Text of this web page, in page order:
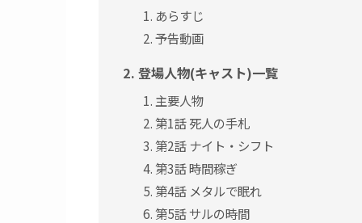
あらすじ
予告動画
登場人物(キャスト)一覧
主要人物
第1話 死人の手札
第2話 ナイト・シフト
第3話 時間稼ぎ
第4話 メタルで眠れ
第5話 サルの時間